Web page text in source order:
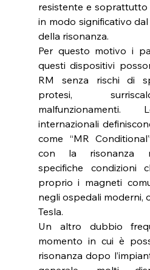
resistente e
in modo significativo
della risonanza.
Per questo motivo i
questi dispositivi
RM senza rischi di
protesi,
malfunzionamenti.
internazionali
come “MR
con la risonanza
specifiche condizioni
proprio i magneti
negli ospedali moderni,
Tesla.
Un altro dubbio
momento in cui è
risonanza dopo